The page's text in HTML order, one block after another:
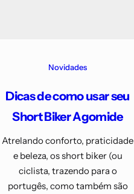
Novidades
Dicas de como usar seu
Short Biker Agomide
Atrelando conforto, praticidade
e beleza, os short biker (ou
ciclista, trazendo para o
portugês, como também são